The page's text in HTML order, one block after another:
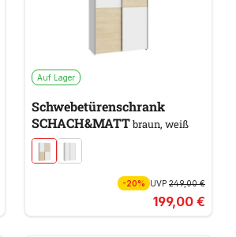
Auf Lager
Schwebetürenschrank
SCHACH&MATTbraun, weiß
-20% UVP 249,00 €
199,00 €